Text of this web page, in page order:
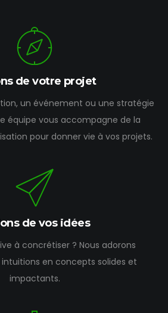
de votre projet
un événement ou une stratégie
équipe vous accompagne de la
pour donner vie à vos projets.
de vos idées
à concrétiser ? Nous adorons
en concepts solides et
impactants.